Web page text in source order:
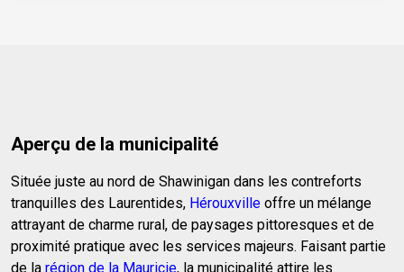
Aperçu de la municipalité
Située juste au nord de Shawinigan dans les contreforts
tranquilles des Laurentides, Hérouxville offre un mélange
attrayant de charme rural, de paysages pittoresques et de
proximité pratique avec les services majeurs. Faisant partie
de la région de la Mauricie, la municipalité attire les